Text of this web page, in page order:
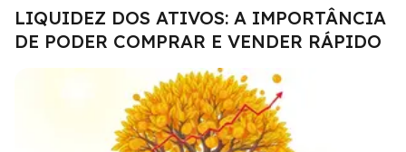
LIQUIDEZ DOS ATIVOS: A IMPORTÂNCIA
DE PODER COMPRAR E VENDER RÁPIDO